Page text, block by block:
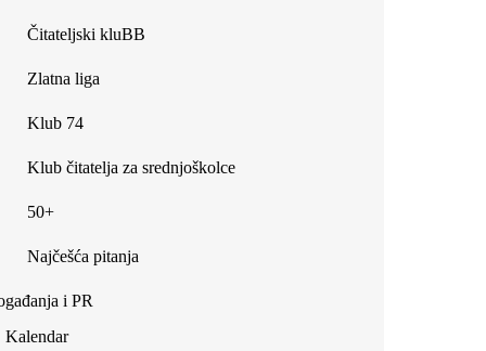
Čitateljski kluBB
Zlatna liga
Klub 74
Klub čitatelja za srednjoškolce
50+
Najčešća pitanja
i PR
Kalendar